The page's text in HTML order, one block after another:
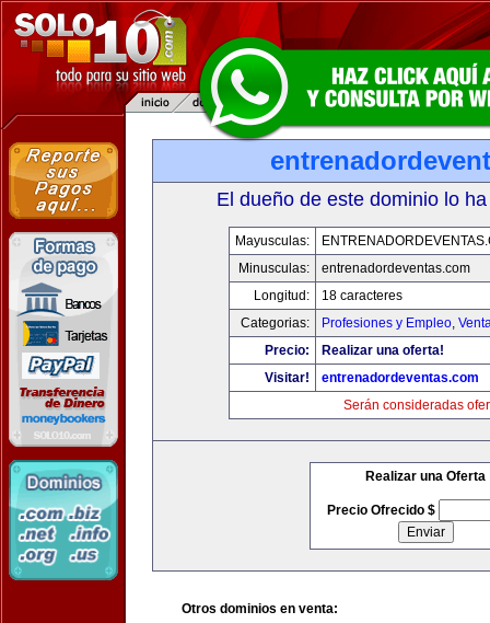
El dueño de este dominio lo
Mayusculas:
Minusculas:
entrenadordeventas.com
Longitud:
18 caracteres
Categorias:
Profesiones y Empleo,
Precio:
Realizar una oferta!
Visitar!
entrenadordeventas.com
Serán consideradas
Realizar una Oferta
Precio Ofrecido $
Otros dominios en venta: